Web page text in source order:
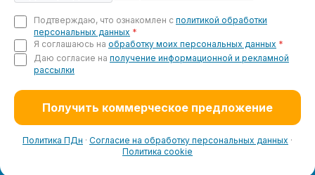
Подтверждаю, что ознакомлен с политикой обработки
персональных данных *
Я соглашаюсь на обработку моих персональных данных *
Даю согласие на получение информационной и рекламной
рассылки
Получить коммерческое предложение
Политика ПДн · Согласие на обработку персональных данных ·
Политика cookie